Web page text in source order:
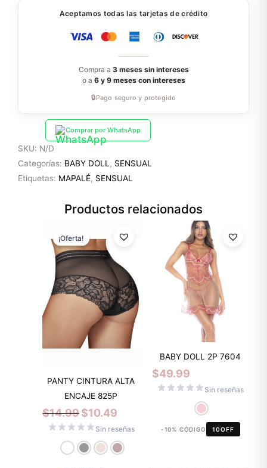
Aceptamos todas las tarjetas de crédito
Compra a 3 meses sin intereses
o a 6 y 9 meses con intereses
🔒Pago seguro y protegido
Comprar por WhatsApp
SKU: N/D
Categorías: BABY DOLL , SENSUAL
Etiquetas: MAPALÉ, SENSUAL
Productos relacionados
¡Oferta!
¡Oferta!
PANTY CINTURA ALTA
ENCAJE 825P
$14.99
precio
original
era:
$14.99.
$10.49
precio
actual
$10.49.
Sin reseñas
BABY DOLL 2P 7604
$49.99
Sin reseñas
-10% CÓDIGO 10OFF